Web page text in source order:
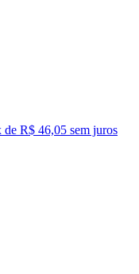
de R$ 46,05 sem juros